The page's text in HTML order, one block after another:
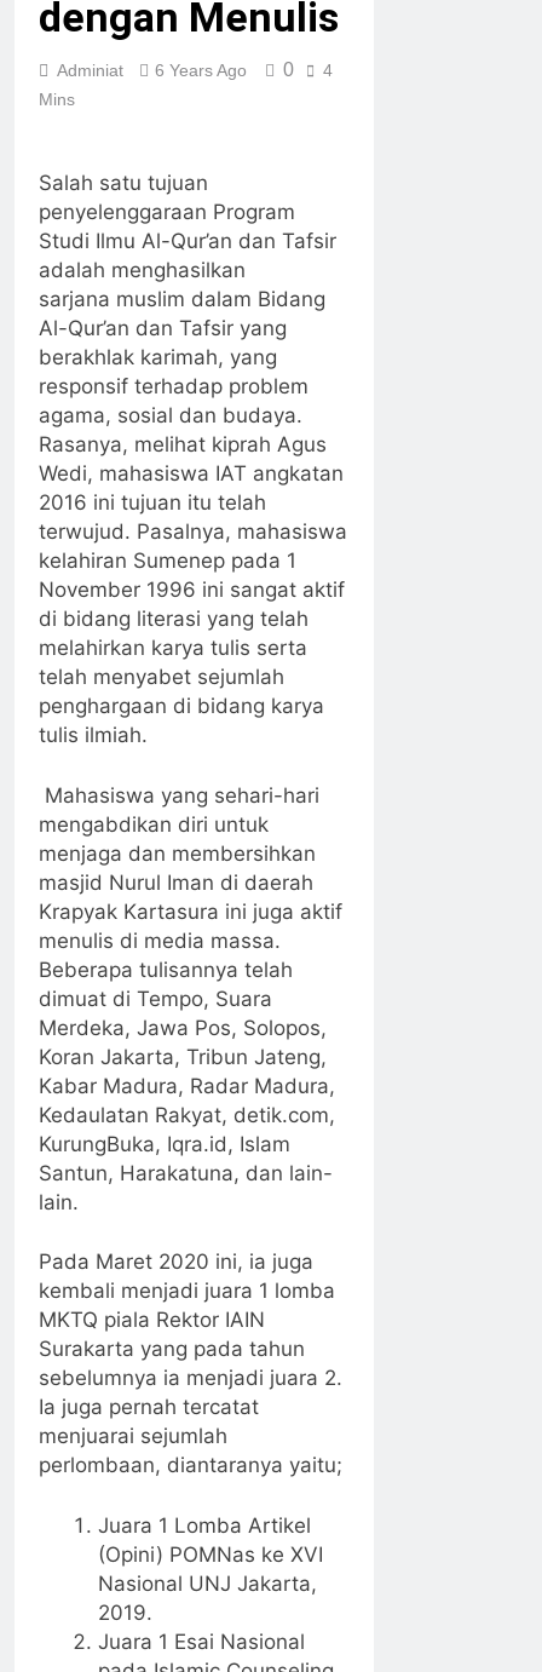
dengan Menulis
Adminiat 6 Years Ago 0
4
Mins
Salah satu tujuan
penyelenggaraan Program
Studi Ilmu Al-Qur’an dan Tafsir
adalah menghasilkan
sarjana muslim dalam Bidang
Al-Qur’an dan Tafsir yang
berakhlak karimah, yang
responsif terhadap problem
agama, sosial dan budaya.
Rasanya, melihat kiprah Agus
Wedi, mahasiswa IAT angkatan
2016 ini tujuan itu telah
terwujud. Pasalnya, mahasiswa
kelahiran Sumenep pada 1
November 1996 ini sangat aktif
di bidang literasi yang telah
melahirkan karya tulis serta
telah menyabet sejumlah
penghargaan di bidang karya
tulis ilmiah.
Mahasiswa yang sehari-hari
mengabdikan diri untuk
menjaga dan membersihkan
masjid Nurul Iman di daerah
Krapyak Kartasura ini juga aktif
menulis di media massa.
Beberapa tulisannya telah
dimuat di Tempo, Suara
Merdeka, Jawa Pos, Solopos,
Koran Jakarta, Tribun Jateng,
Kabar Madura, Radar Madura,
Kedaulatan Rakyat, detik.com,
KurungBuka, Iqra.id, Islam
Santun, Harakatuna, dan lain-
lain.
Pada Maret 2020 ini, ia juga
kembali menjadi juara 1 lomba
MKTQ piala Rektor IAIN
Surakarta yang pada tahun
sebelumnya ia menjadi juara 2.
Ia juga pernah tercatat
menjuarai sejumlah
perlombaan, diantaranya yaitu;
Juara 1 Lomba Artikel
(Opini) POMNas ke XVI
Nasional UNJ Jakarta,
2019.
Juara 1 Esai Nasional